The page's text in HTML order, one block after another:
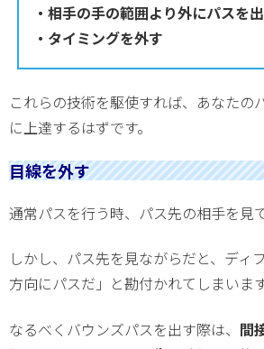
・相手の手の範囲より外にパスを
・タイミングを外す
これらの技術を駆使すれば、あなたの
に上達するはずです。
目線を外す
通常パスを行う時、パス先の相手を見
しかし、パス先を見ながらだと、ディ
方向にパスだ」と勘付かれてしまいます
なるべくバウンズパスを出す際は、 間